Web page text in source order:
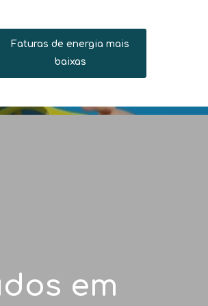
Faturas de energia mais
baixas
em